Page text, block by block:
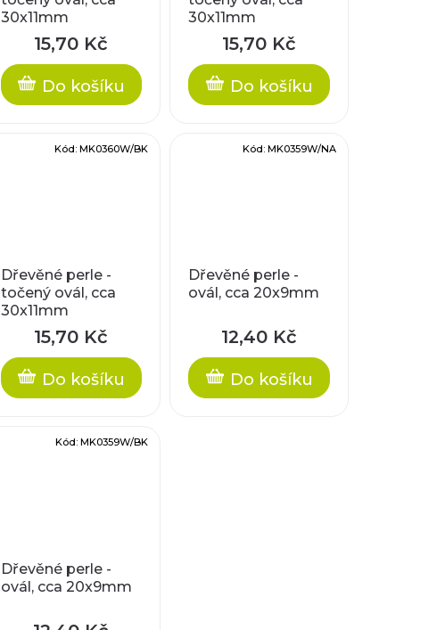
30x11mm
15,70 Kč
Do košíku
30x11mm
15,70 Kč
Do košíku
Dřevěné perle -
točený ovál, cca
30x11mm
15,70 Kč
Do košíku
Kód:MK0360W/BK
Dřevěné perle -
ovál, cca 20x9mm
12,40 Kč
Do košíku
Kód: MK0359W/NA
Dřevěné perle -
ovál, cca 20x9mm
Kód:MK0359W/BK